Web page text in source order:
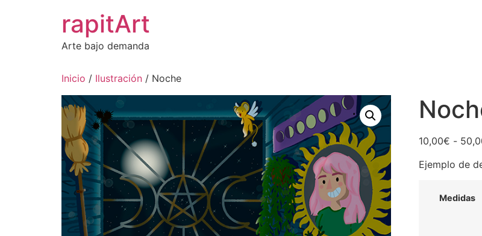
rapitArt
Arte bajo demanda
Inicio / Ilustración / Noche
10,00€ -
Ejemplo de
Medidas